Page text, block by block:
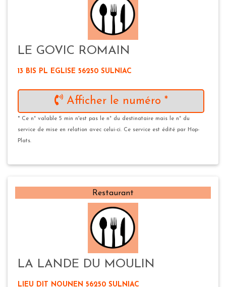
LE GOVIC ROMAIN
13 BIS PL EGLISE 56250 SULNIAC
Afficher le numéro *
* Ce n° valable 5 min n'est pas le n° du destinataire mais le n° du
service de mise en relation avec celui-ci. Ce service est édité par Hop-
Plats.
Restaurant
LA LANDE DU MOULIN
LIEU DIT NOUNEN 56250 SULNIAC